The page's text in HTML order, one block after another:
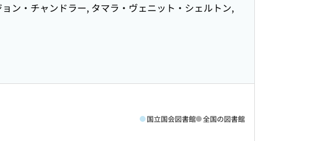
ン・チャンドラー, タマラ・ヴェニット・シェルトン,
国立国会図書館 全国の図書館